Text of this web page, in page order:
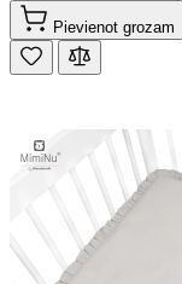
Pievienot grozam